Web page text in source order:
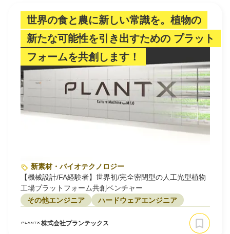
世界の食と農に新しい常識を。植物の
新たな可能性を引き出すための プラット
フォームを共創します！
新素材・バイオテクノロジー
【機械設計/FA経験者】世界初/完全密閉型の人工光型植物
工場プラットフォーム共創ベンチャー
その他エンジニア
ハードウェアエンジニア
株式会社プランテックス